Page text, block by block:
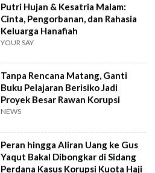
Putri Hujan & Kesatria Malam:
Cinta, Pengorbanan, dan Rahasia
Keluarga Hanafiah
YOUR SAY
Tanpa Rencana Matang, Ganti
Buku Pelajaran Berisiko Jadi
Proyek Besar Rawan Korupsi
NEWS
Peran hingga Aliran Uang ke Gus
Yaqut Bakal Dibongkar di Sidang
Perdana Kasus Korupsi Kuota Haji